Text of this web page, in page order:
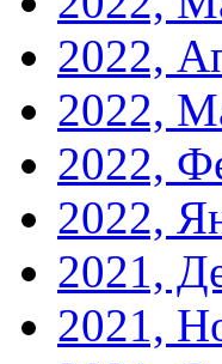
2022,
2022,
2022,
2022,
2021,
2021,